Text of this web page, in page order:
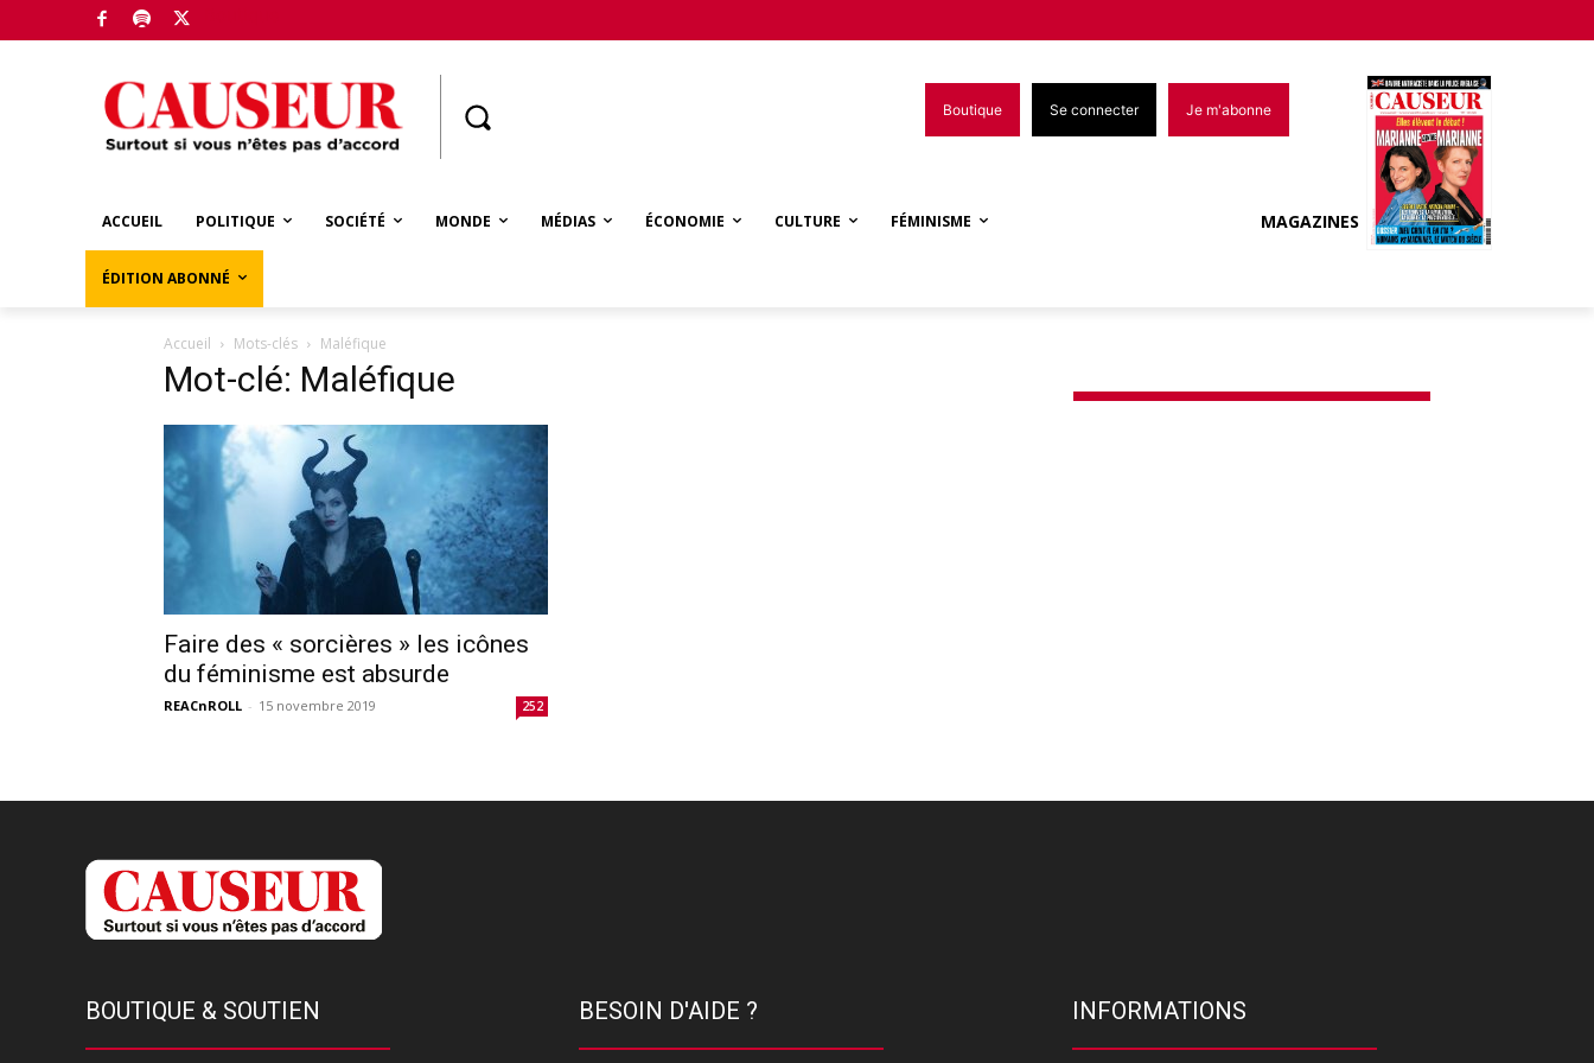
Boutique Se connecter Je m'abonne
ACCUEIL POLITIQUE SOCIÉTÉ MONDE MÉDIAS ÉCONOMIE CULTURE FÉMINISME
ÉDITION ABONNÉ
MAGAZINES
Accueil Mots-clés Maléfique
Mot-clé: Maléfique
Faire des « sorcières » les icônes
du féminisme est absurde
REACnROLL - 15 novembre 2019 252
BOUTIQUE & SOUTIEN BESOIN D'AIDE ? INFORMATIONS